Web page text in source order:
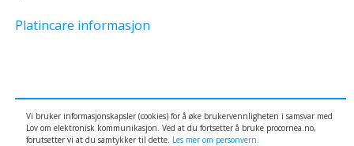
Platincare informasjon
Vi bruker informasjonskapsler (cookies) for å øke brukervennligheten i samsvar med
Lov om elektronisk kommunikasjon. Ved at du fortsetter å bruke procornea.no,
forutsetter vi at du samtykker til dette. Les mer om personvern.